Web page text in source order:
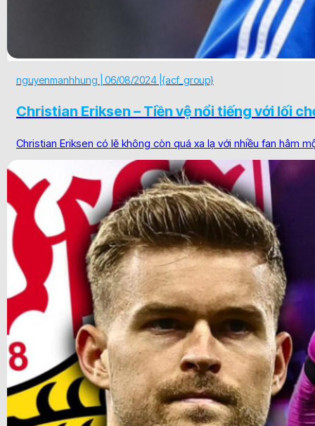
nguyenmanhhung | 06/08/2024 | {acf_group}
Christian Eriksen – Tiền vệ nổi tiếng với lối
Christian Eriksen có lẽ không còn quá xa lạ với nhiều fan hâm